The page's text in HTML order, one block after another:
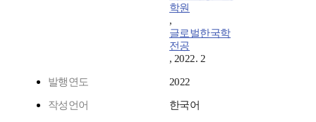
학원
,
글로벌한국학
전공
, 2022. 2
발행연도 2022
작성언어 한국어